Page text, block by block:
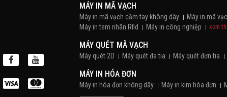
MÁY IN MÃ VẠCH
Máy in mã vạch cầm tay không dây
Máy in mã
Máy in tem nhãn Rfid
Máy in công nghiệp xem
MÁY QUÉT MÃ VẠCH
Máy quét 2D Máy quét đa tia Máy quét đơn tia
MÁY IN HÓA ĐƠN
Máy in hóa đơn không dây Máy in kim hóa đơn